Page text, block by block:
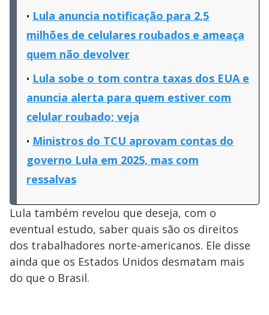
Lula anuncia notificação para 2,5
milhões de celulares roubados e ameaça
quem não devolver
Lula sobe o tom contra taxas dos EUA e
anuncia alerta para quem estiver com
celular roubado; veja
Ministros do TCU aprovam contas do
governo Lula em 2025, mas com
ressalvas
Lula também revelou que deseja, com o
eventual estudo, saber quais são os direitos
dos trabalhadores norte-americanos. Ele disse
ainda que os Estados Unidos desmatam mais
do que o Brasil.